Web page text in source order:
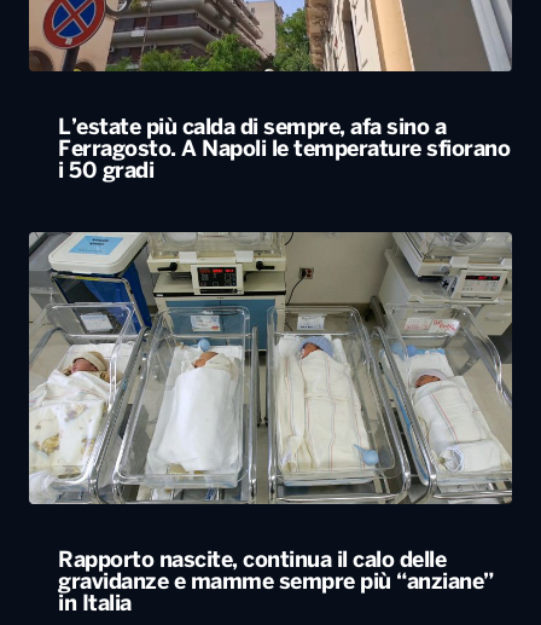
L’estate più calda di sempre, afa sino a
Ferragosto. A Napoli le temperature sfiorano
i 50 gradi
Rapporto nascite, continua il calo delle
gravidanze e mamme sempre più “anziane”
in Italia